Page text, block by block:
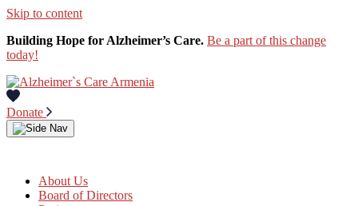
Skip to content
Building Hope for Alzheimer’s Care. Be a part of this change
today!
Donate
About Us
Board of Directors